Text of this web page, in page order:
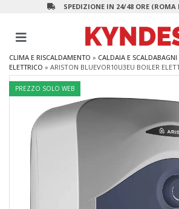
SPEDIZIONE IN 24/48 ORE (ROMA
CLIMA E RISCALDAMENTO » CALDAIA E SCALDABAGNI
ELETTRICO » ARISTON BLUEVOR10U3EU BOILER
PREZZO SOLO WEB